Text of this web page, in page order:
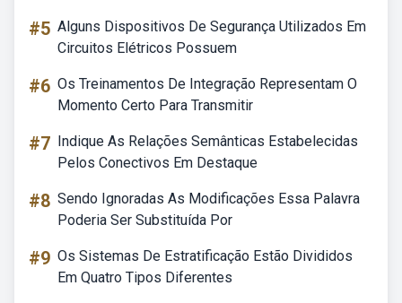
#5 Alguns Dispositivos De Segurança Utilizados Em
Circuitos Elétricos Possuem
#6 Os Treinamentos De Integração Representam O
Momento Certo Para Transmitir
#7 Indique As Relações Semânticas Estabelecidas
Pelos Conectivos Em Destaque
#8 Sendo Ignoradas As Modificações Essa Palavra
Poderia Ser Substituída Por
#9 Os Sistemas De Estratificação Estão Divididos
Em Quatro Tipos Diferentes